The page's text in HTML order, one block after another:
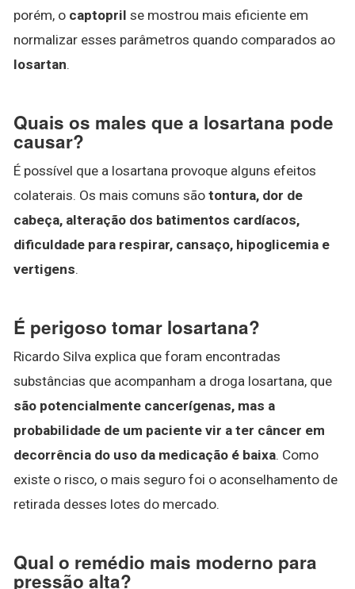
porém, o captopril se mostrou mais eficiente em
normalizar esses parâmetros quando comparados ao
losartan.
Quais os males que a losartana pode
causar?
É possível que a losartana provoque alguns efeitos
colaterais. Os mais comuns são tontura, dor de
cabeça, alteração dos batimentos cardíacos,
dificuldade para respirar, cansaço, hipoglicemia e
vertigens.
É perigoso tomar losartana?
Ricardo Silva explica que foram encontradas
substâncias que acompanham a droga losartana, que
são potencialmente cancerígenas, mas a
probabilidade de um paciente vir a ter câncer em
decorrência do uso da medicação é baixa. Como
existe o risco, o mais seguro foi o aconselhamento de
retirada desses lotes do mercado.
Qual o remédio mais moderno para
pressão alta?